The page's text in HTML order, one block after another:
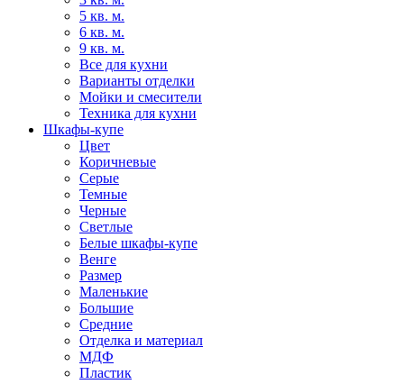
5 кв. м.
6 кв. м.
9 кв. м.
Все для кухни
Варианты отделки
Мойки и смесители
Техника для кухни
Шкафы-купе
Цвет
Коричневые
Серые
Темные
Черные
Светлые
Белые шкафы-купе
Венге
Размер
Маленькие
Большие
Средние
Отделка и материал
МДФ
Пластик